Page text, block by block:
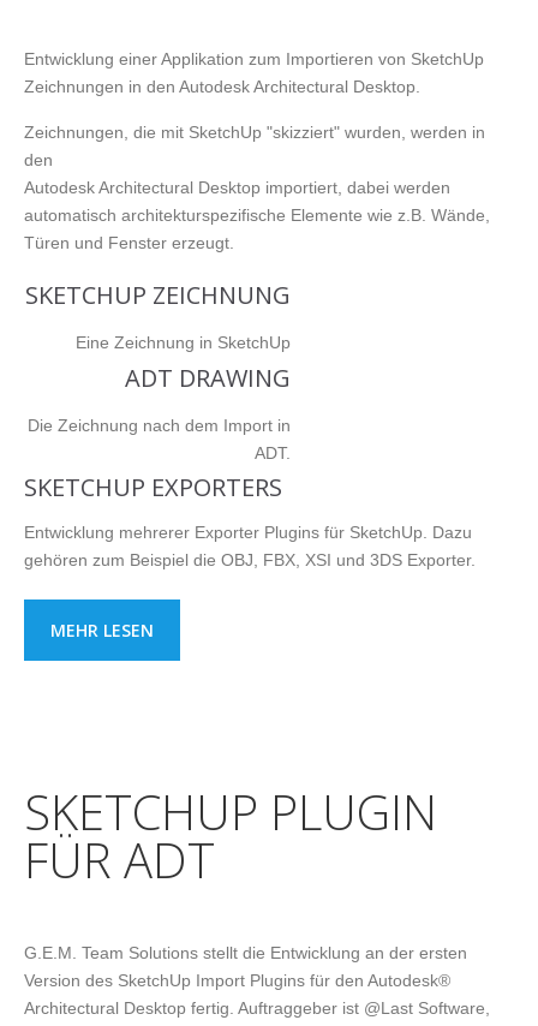
Entwicklung einer Applikation zum Importieren von SketchUp
Zeichnungen in den Autodesk Architectural Desktop.
Zeichnungen, die mit SketchUp "skizziert" wurden, werden in
den
Autodesk Architectural Desktop importiert, dabei werden
automatisch architekturspezifische Elemente wie z.B. Wände,
Türen und Fenster erzeugt.
SKETCHUP ZEICHNUNG
Eine Zeichnung in SketchUp
ADT DRAWING
Die Zeichnung nach dem Import in
ADT.
SKETCHUP EXPORTERS
Entwicklung mehrerer Exporter Plugins für SketchUp. Dazu
gehören zum Beispiel die OBJ, FBX, XSI und 3DS Exporter.
MEHR LESEN
SKETCHUP PLUGIN
FÜR ADT
G.E.M. Team Solutions stellt die Entwicklung an der ersten
Version des SketchUp Import Plugins für den Autodesk®
Architectural Desktop fertig. Auftraggeber ist @Last Software,